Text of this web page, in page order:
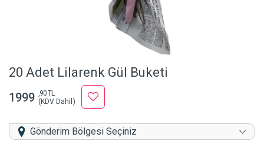
20 Adet Lilarenk Gül Buketi
1999 ,90 TL
(KDV Dahil)
Gönderim Bölgesi Seçiniz